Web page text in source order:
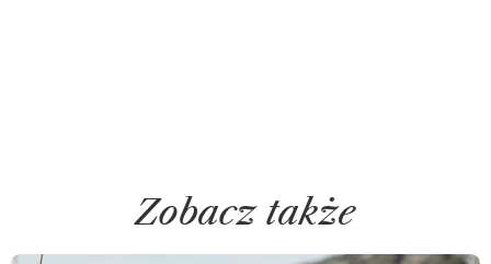
Zobacz także